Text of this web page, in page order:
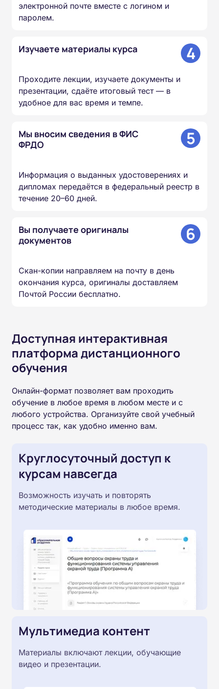
электронной почте вместе с логином и
паролем.
Изучаете материалы курса 4
Проходите лекции, изучаете документы и
презентации, сдаёте итоговый тест — в
удобное для вас время и темпе.
Мы вносим сведения в ФИС
ФРДО
5
Информация о выданных удостоверениях и
дипломах передаётся в федеральный реестр в
течение 20–60 дней.
Вы получаете оригиналы
документов
6
Скан-копии направляем на почту в день
окончания курса, оригиналы доставляем
Почтой России бесплатно.
Доступная интерактивная
платформа дистанционного
обучения
Онлайн-формат позволяет вам проходить
обучение в любое время в любом месте и с
любого устройства. Организуйте свой учебный
процесс так, как удобно именно вам.
Круглосуточный доступ к
курсам навсегда
Возможность изучать и повторять
методические материалы в любое время.
Мультимедиа контент
Материалы включают лекции, обучающие
видео и презентации.